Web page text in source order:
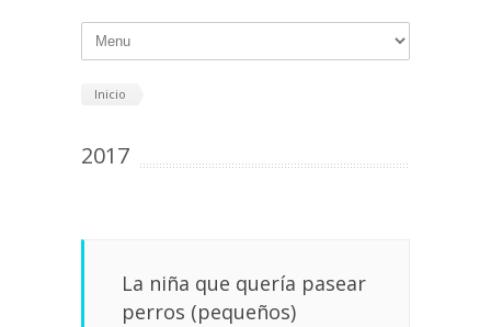
Inicio
2017
La niña que quería pasear
perros (pequeños)